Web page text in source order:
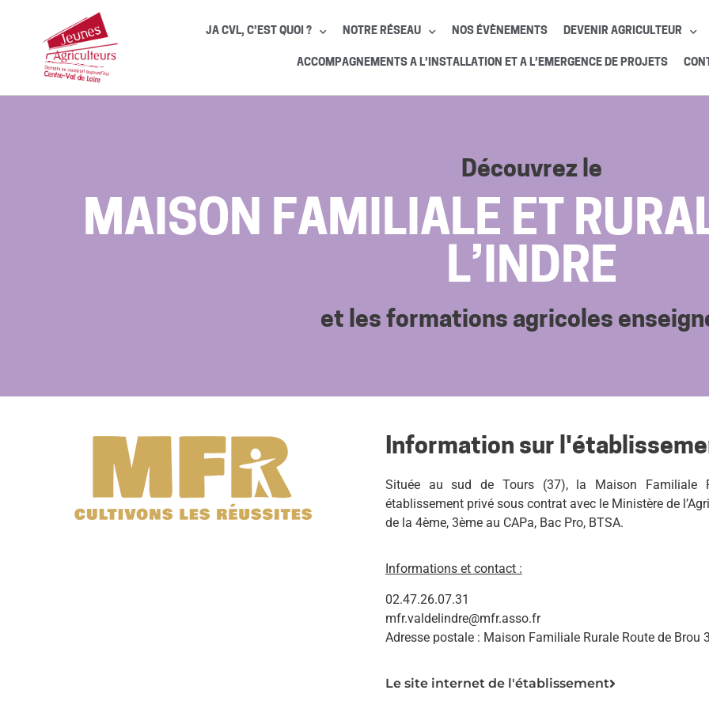
JA CVL, C’EST QUOI ? NOTRE RÉSEAU NOS ÉVÈNEMENTS DEVENIR AGRICULTEUR
ACCOMPAGNEMENTS A L’INSTALLATION ET A L’EMERGENCE DE PROJETS
Découvrez le
MAISON FAMILIALE ET
L’INDRE
et les formations agricoles
Information sur
Située au sud de Tours (37), la Maison Familiale
établissement privé sous contrat avec le Ministère de
de la 4ème, 3ème au CAPa, Bac Pro, BTSA.
Informations et contact :
02.47.26.07.31
mfr.valdelindre@mfr.asso.fr
Adresse postale : Maison Familiale Rurale Route de Brou
Le site internet de l'établissement